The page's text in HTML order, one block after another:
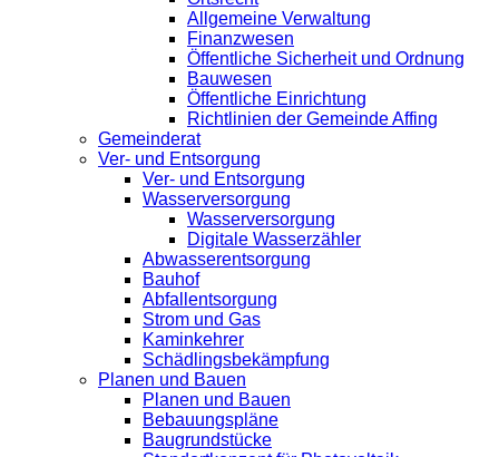
Allgemeine Verwaltung
Finanzwesen
Öffentliche Sicherheit und Ordnung
Bauwesen
Öffentliche Einrichtung
Richtlinien der Gemeinde Affing
Gemeinderat
Ver- und Entsorgung
Ver- und Entsorgung
Wasserversorgung
Wasserversorgung
Digitale Wasserzähler
Abwasserentsorgung
Bauhof
Abfallentsorgung
Strom und Gas
Kaminkehrer
Schädlingsbekämpfung
Planen und Bauen
Planen und Bauen
Bebauungspläne
Baugrundstücke